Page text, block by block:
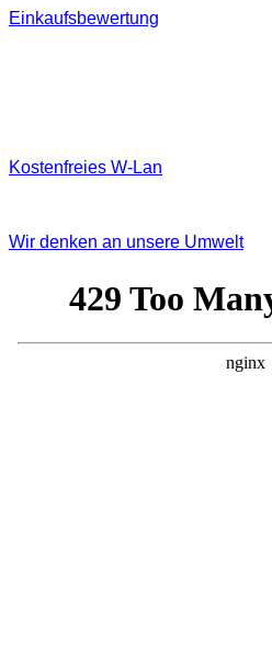
Einkaufsbewertung
Kostenfreies W‐Lan
Wir denken an unsere Umwelt